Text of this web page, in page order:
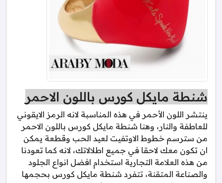
شنطة مايكل كورس باللون الاحمر
ينتشر اللون الأحمر في هذه المناسبة لانه الرمز الايقوني
للعاطفة والنار، وهنا شنطة مايكل كورس باللون الاحمر
من سترسم خطوط الاوتفيت لعيد الحب وقطعة يمكن
ان تكون معك لاحقا في جميع اطلالاتك، لانه كما تعودنا
من هذه العلامة التجارية استخدام افضل انواع الجلود
والصناعة المتقنة، تتفرد شنطة مايكل كورس بحجمها